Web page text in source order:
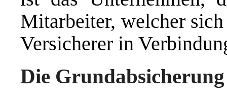
Mitarbeiter, welcher
Versicherer in
Die